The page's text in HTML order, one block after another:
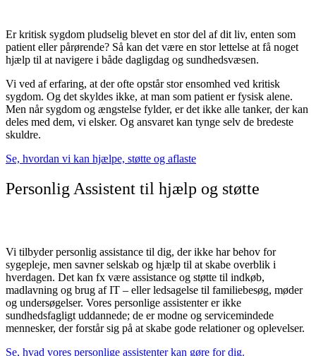
Er kritisk sygdom pludselig blevet en stor del af dit liv, enten som
patient eller pårørende? Så kan det være en stor lettelse at få noget
hjælp til at navigere i både dagligdag og sundhedsvæsen.
Vi ved af erfaring, at der ofte opstår stor ensomhed ved kritisk
sygdom. Og det skyldes ikke, at man som patient er fysisk alene.
Men når sygdom og ængstelse fylder, er det ikke alle tanker, der kan
deles med dem, vi elsker. Og ansvaret kan tynge selv de bredeste
skuldre.
Se, hvordan vi kan hjælpe, støtte og aflaste
Personlig Assistent til hjælp og støtte
Vi tilbyder personlig assistance til dig, der ikke har behov for
sygepleje, men savner selskab og hjælp til at skabe overblik i
hverdagen. Det kan fx være assistance og støtte til indkøb,
madlavning og brug af IT – eller ledsagelse til familiebesøg, møder
og undersøgelser. Vores personlige assistenter er ikke
sundhedsfagligt uddannede; de er modne og servicemindede
mennesker, der forstår sig på at skabe gode relationer og oplevelser.
Se, hvad vores personlige assistenter kan gøre for dig.